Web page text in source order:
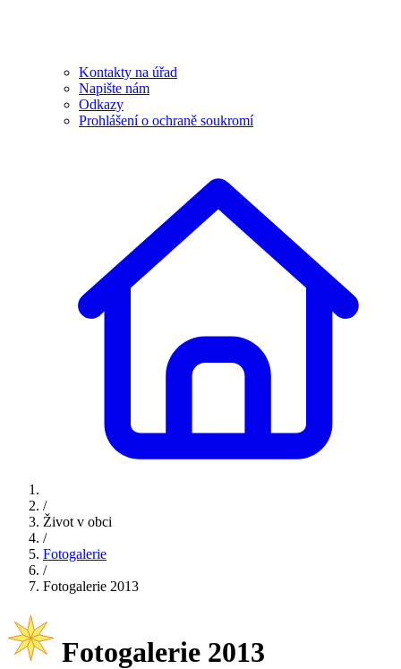
Kontakty na úřad
Napište nám
Odkazy
Prohlášení o ochraně soukromí
/
Život v obci
/
Fotogalerie
/
Fotogalerie 2013
Fotogalerie 2013